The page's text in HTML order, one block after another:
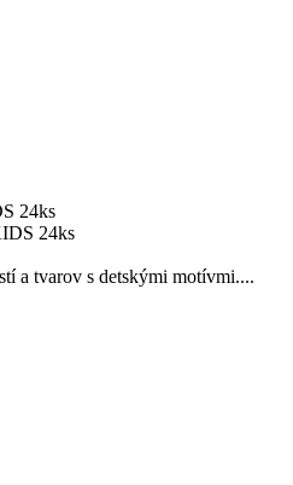
24ks
a tvarov s detskými motívmi....